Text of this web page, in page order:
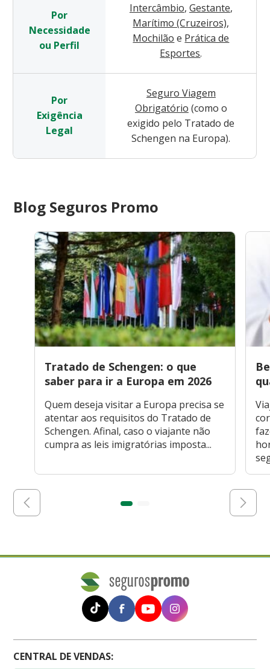
Por
Necessidade
ou Perfil
Intercâmbio, Gestante,
Marítimo (Cruzeiros),
Mochilão e Prática de
Esportes.
Por
Exigência
Legal
Seguro Viagem
Obrigatório (como o
exigido pelo Tratado de
Schengen na Europa).
Blog Seguros Promo
Tratado de Schengen: o que
saber para ir a Europa em 2026
Quem deseja visitar a Europa precisa se
atentar aos requisitos do Tratado de
Schengen. Afinal, caso o viajante não
cumpra as leis imigratórias imposta...
CENTRAL DE VENDAS: